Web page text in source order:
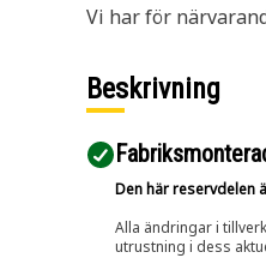
Vi har för
Beskrivning
Den här reservdelen
Alla ändringar i
utrustning i dess